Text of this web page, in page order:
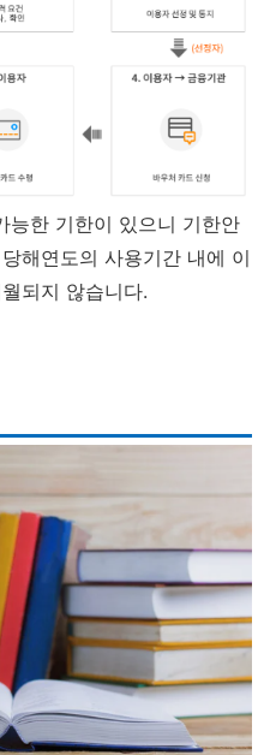
능한 기한이 있으니 기한안
해연도의 사용기간 내에 이
되지 않습니다.